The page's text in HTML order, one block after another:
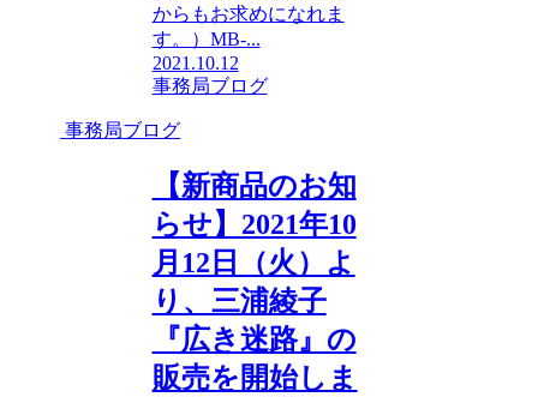
からもお求めになれま
す。）MB-...
2021.10.12
事務局ブログ
事務局ブログ
【新商品のお知
らせ】2021年10
月12日（火）よ
り、三浦綾子
『広き迷路』の
販売を開始しま